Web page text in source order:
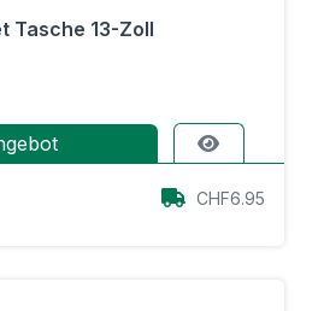
Tasche 13-Zoll
CHF6.95